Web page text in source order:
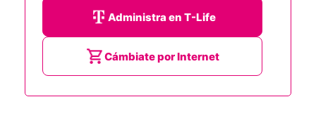
Administra en T-Life
Cámbiate por Internet